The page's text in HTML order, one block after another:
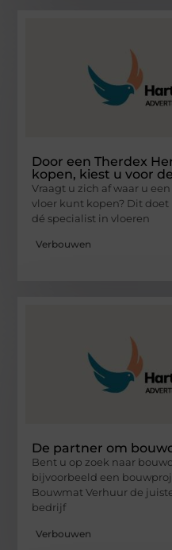
Door een Therdex
kopen, kiest u voor
Vraagt u zich af waar u
vloer kunt kopen? Dit
dé specialist in vloeren
Verbouwen
De partner om
Bent u op zoek naar
bijvoorbeeld een
Bouwmat Verhuur de
bedrijf
Verbouwen